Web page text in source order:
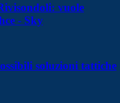
vuole
- Sky
soluzioni tattiche